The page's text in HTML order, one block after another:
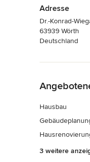
Adresse
Dr.-Konrad-
63939 Wörth
Deutschland
Hausbau
3 weitere